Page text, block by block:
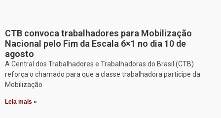
CTB convoca trabalhadores para Mobilização
Nacional pelo Fim da Escala 6×1 no dia 10 de
agosto
A Central dos Trabalhadores e Trabalhadoras do Brasil (CTB)
reforça o chamado para que a classe trabalhadora participe da
Mobilização
Leia mais »